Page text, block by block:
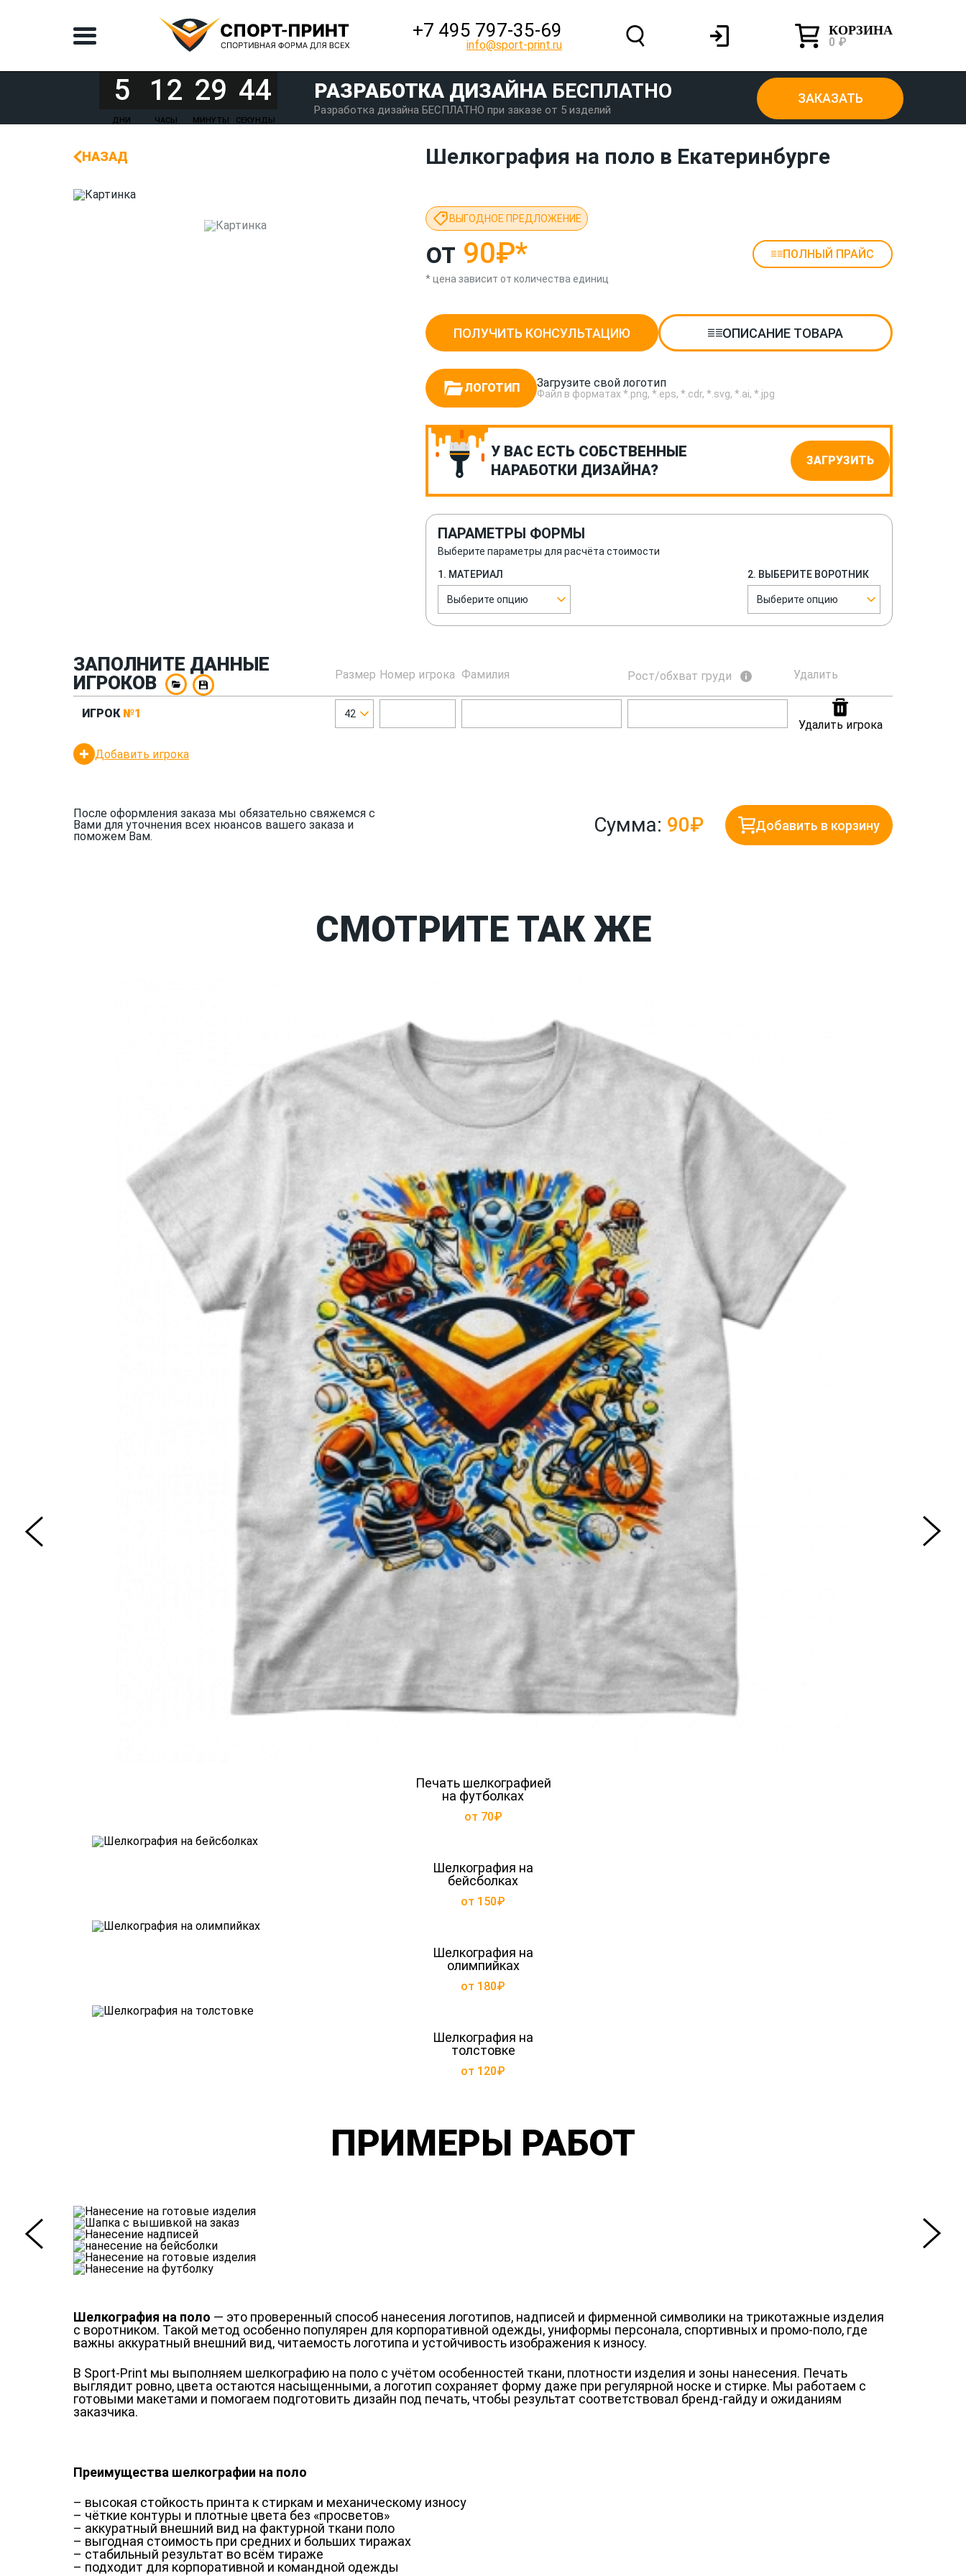
+7 495 797‑35-69
info@sport-print.ru
КОРЗИНА
0 ₽
5
ДНИ
12
ЧАСЫ
29
МИНУТЫ
44
СЕКУНДЫ
РАЗРАБОТКА ДИЗАЙНА БЕСПЛАТНО
Разработка дизайна БЕСПЛАТНО при заказе от 5 изделий
ЗАКАЗАТЬ
НАЗАД Шелкография на поло в Екатеринбурге
ВЫГОДНОЕ ПРЕДЛОЖЕНИЕ
от 90₽* ПОЛНЫЙ ПРАЙС
* цена зависит от количества единиц
ПОЛУЧИТЬ КОНСУЛЬТАЦИЮ ОПИСАНИЕ ТОВАРА
ЛОГОТИП Загрузите свой логотип
Файл в форматах *.png, *.eps, *.cdr, *.svg, *.ai, *.jpg
У ВАС ЕСТЬ СОБСТВЕННЫЕ
НАРАБОТКИ ДИЗАЙНА?
ЗАГРУЗИТЬ
ПАРАМЕТРЫ ФОРМЫ
Выберите параметры для расчёта стоимости
1. МАТЕРИАЛ
Выберите опцию
2. ВЫБЕРИТЕ ВОРОТНИК
Выберите опцию
ЗАПОЛНИТЕ ДАННЫЕ
ИГРОКОВ
Размер Номер игрока Фамилия Рост/обхват груди Удалить
ИГРОК №1 42
Удалить игрока
Добавить игрока
После оформления заказа мы обязательно свяжемся с
Вами для уточнения всех нюансов вашего заказа и
поможем Вам.
Сумма: 90₽ Добавить в корзину
СМОТРИТЕ ТАК ЖЕ
Печать шелкографией
на футболках
от 70₽
Шелкография на
бейсболках
от 150₽
Шелкография на
олимпийках
от 180₽
Шелкография на
толстовке
от 120₽
ПРИМЕРЫ РАБОТ
Шелкография на поло — это проверенный способ нанесения логотипов, надписей и фирменной символики на трикотажные изделия
с воротником. Такой метод особенно популярен для корпоративной одежды, униформы персонала, спортивных и промо-поло, где
важны аккуратный внешний вид, читаемость логотипа и устойчивость изображения к износу.
В Sport-Print мы выполняем шелкографию на поло с учётом особенностей ткани, плотности изделия и зоны нанесения. Печать
выглядит ровно, цвета остаются насыщенными, а логотип сохраняет форму даже при регулярной носке и стирке. Мы работаем с
готовыми макетами и помогаем подготовить дизайн под печать, чтобы результат соответствовал бренд-гайду и ожиданиям
заказчика.
Преимущества шелкографии на поло
– высокая стойкость принта к стиркам и механическому износу
– чёткие контуры и плотные цвета без «просветов»
– аккуратный внешний вид на фактурной ткани поло
– выгодная стоимость при средних и больших тиражах
– стабильный результат во всём тираже
– подходит для корпоративной и командной одежды